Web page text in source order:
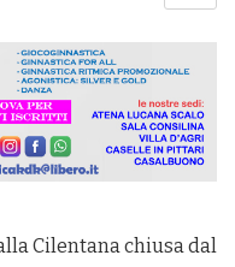
Cilentana chiusa dal